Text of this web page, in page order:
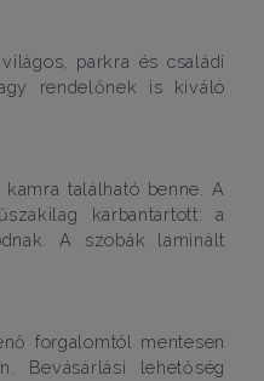
parkra és családi
rendelőnek is kiváló
található benne. A
karbantartott: a
A szobák laminált
forgalomtól mentesen
Bevásárlási lehetőség